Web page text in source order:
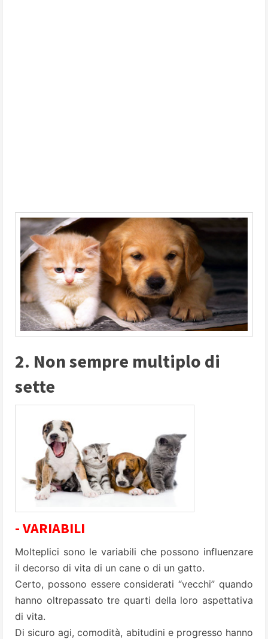
2. Non sempre multiplo di
sette
- VARIABILI
Molteplici sono le variabili che possono influenzare
il decorso di vita di un cane o di un gatto.
Certo, possono essere considerati “vecchi” quando
hanno oltrepassato tre quarti della loro aspettativa
di vita.
Di sicuro agi, comodità, abitudini e progresso hanno